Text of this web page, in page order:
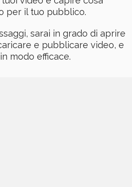
per il tuo pubblico.
sarai in grado di aprire
e pubblicare video, e
modo efficace.